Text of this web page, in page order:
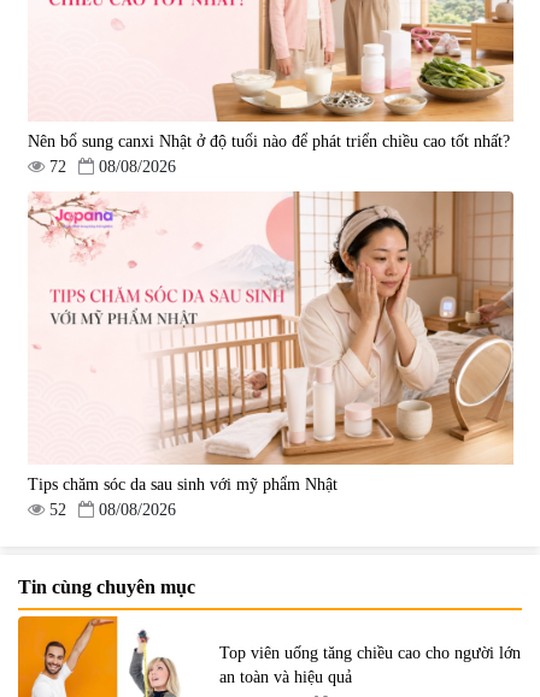
Nên bổ sung canxi Nhật ở độ tuổi nào để phát triển chiều cao tốt nhất?
72
08/08/2026
Tips chăm sóc da sau sinh với mỹ phẩm Nhật
52
08/08/2026
Tin cùng chuyên mục
Top viên uống tăng chiều cao cho người lớn
an toàn và hiệu quả